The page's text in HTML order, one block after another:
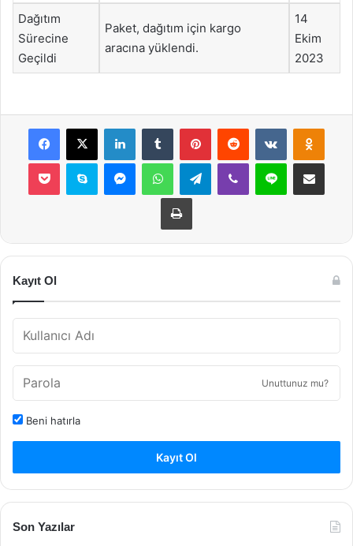
Dağıtım
Sürecine
Geçildi
Paket, dağıtım için kargo
aracına yüklendi.
14
Ekim
2023
Facebook
X LinkedInTumblr PinterestReddit VKontakte
Pocket Skype MessengerWhatsAppTelegramViber Line E-Posta ile
Yazdır
Kayıt Ol
Unuttunuz mu?
Beni hatırla
Kayıt Ol
Son Yazılar